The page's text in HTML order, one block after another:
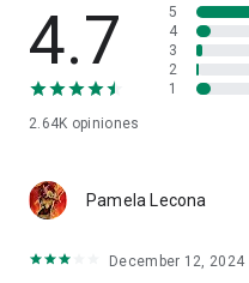
4.7
2.64K opiniones
5
4
3
2
1
Pamela Lecona
December 12, 2024